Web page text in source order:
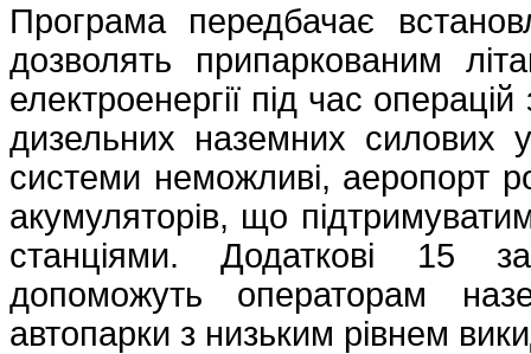
Програма передбачає
дозволять припаркованим
електроенергії під час
дизельних наземних силових
системи неможливі, аеропорт
акумуляторів, що
станціями. Додаткові 15
допоможуть операторам
автопарки з низьким рівнем